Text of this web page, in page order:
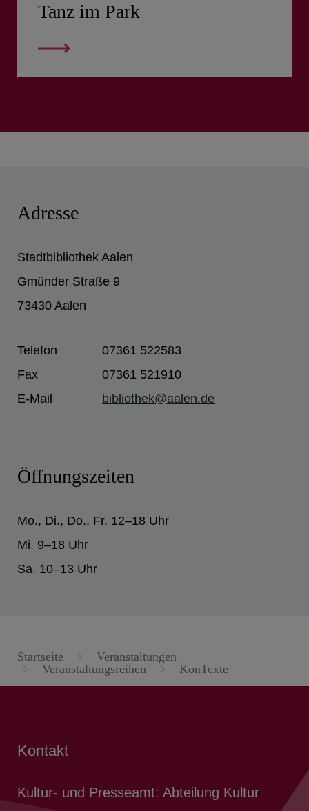
Tanz im Park
Adresse
Stadtbibliothek Aalen
Gmünder Straße 9
73430 Aalen
Telefon
07361 522583
Fax
07361 521910
E-Mail
bibliothek@aalen.de
Öffnungszeiten
Mo., Di., Do., Fr, 12–18 Uhr
Mi. 9–18 Uhr
Sa. 10–13 Uhr
Startseite
Veranstaltungen
Veranstaltungsreihen
KonTexte
Kontakt
Kultur- und Presseamt: Abteilung Kultur